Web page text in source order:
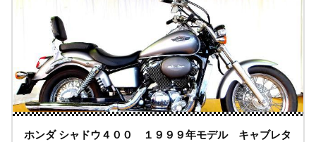
ホンダ シャドウ４００ １９９９年モデル キャブレタ